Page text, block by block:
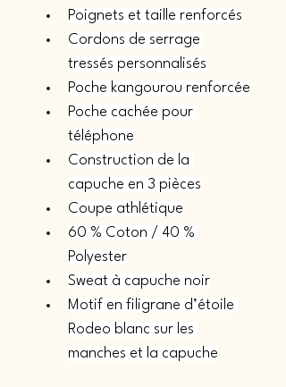
Poignets et taille renforcés
Cordons de serrage
tressés personnalisés
Poche kangourou renforcée
Poche cachée pour
téléphone
Construction de la
capuche en 3 pièces
Coupe athlétique
60 % Coton / 40 %
Polyester
Sweat à capuche noir
Motif en filigrane d’étoile
Rodeo blanc sur les
manches et la capuche